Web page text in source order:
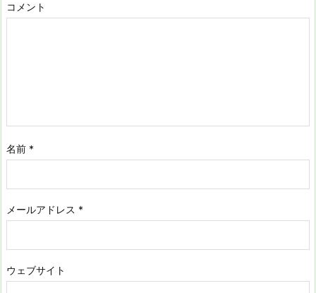
コメント
名前 *
メールアドレス *
ウェブサイト